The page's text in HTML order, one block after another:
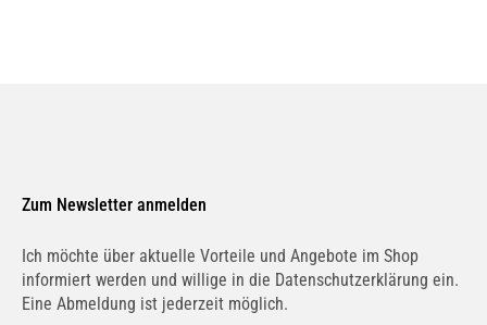
Zum Newsletter anmelden
Ich möchte über aktuelle Vorteile und Angebote im Shop
informiert werden und willige in die Datenschutzerklärung ein.
Eine Abmeldung ist jederzeit möglich.